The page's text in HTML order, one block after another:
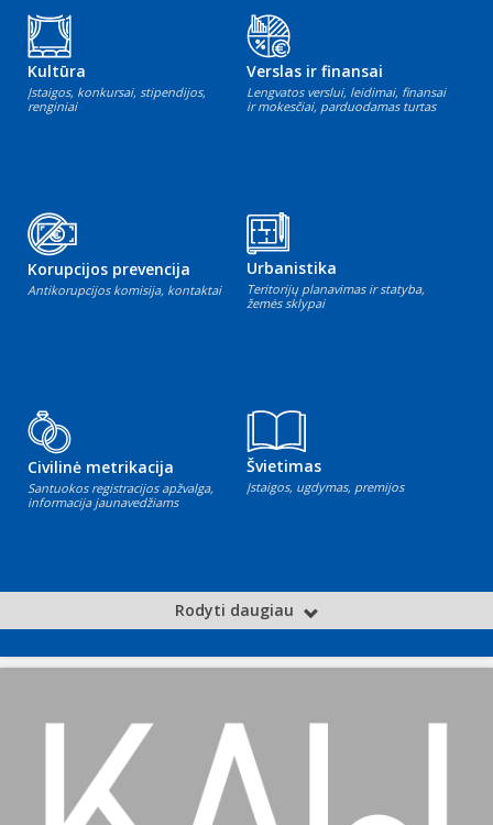
Kultūra
Įstaigos, konkursai, stipendijos,
renginiai
Verslas ir finansai
Lengvatos verslui, leidimai, finansai
ir mokesčiai, parduodamas turtas
Korupcijos prevencija
Antikorupcijos komisija, kontaktai
Urbanistika
Teritorijų planavimas ir statyba,
žemės sklypai
Civilinė metrikacija
Santuokos registracijos apžvalga,
informacija jaunavedžiams
Švietimas
Įstaigos, ugdymas, premijos
Rodyti daugiau